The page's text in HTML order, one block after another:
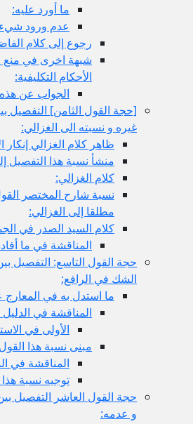
ما أورد عليه:
عدم ورود شي‏ء
رجوع إلى كلام
شبهة اخرى في منع
الأحكام التكليفية:
الجواب عن
[حجة القول الثامن‏] التفصيل
غيره و نسبته الى الغزالي:
ظاهر كلام الغزالي
منشأ نسبة هذا التفصيل
كلام الغزالي:
نسبة شارح المختصر
مطلقا إلى الغزالي:
كلام السيد الصدر في
المناقشة في ما
حجة القول التاسع: التفصيل
الشك في الرافع:
ما استدل به في المعارج
المناقشة في الدليل
الأولى في
مبنى نسبة هذا
المناقشة في
توجيه نسبة
حجة القول العاشر التفصيل
و عدمه: